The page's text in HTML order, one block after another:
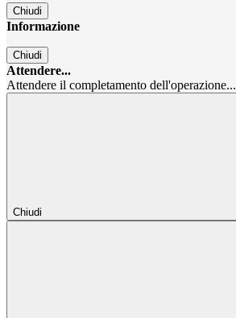
Chiudi
Informazione
Chiudi
Attendere...
Attendere il completamento dell'operazione...
Chiudi